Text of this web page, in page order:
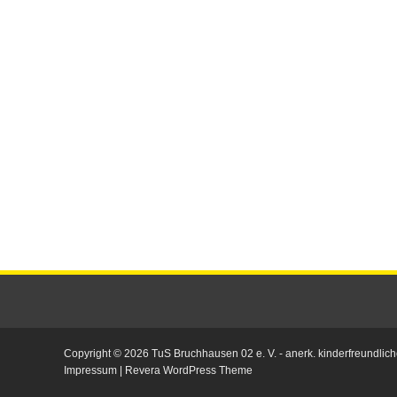
Copyright © 2026 TuS Bruchhausen 02 e. V. - anerk.
Impressum
Revera WordPress Theme